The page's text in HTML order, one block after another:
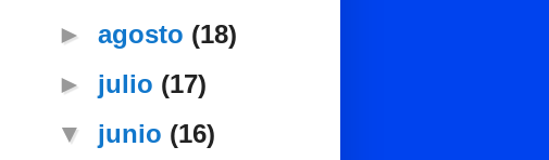
► agosto (18)
► julio (17)
▼ junio (16)